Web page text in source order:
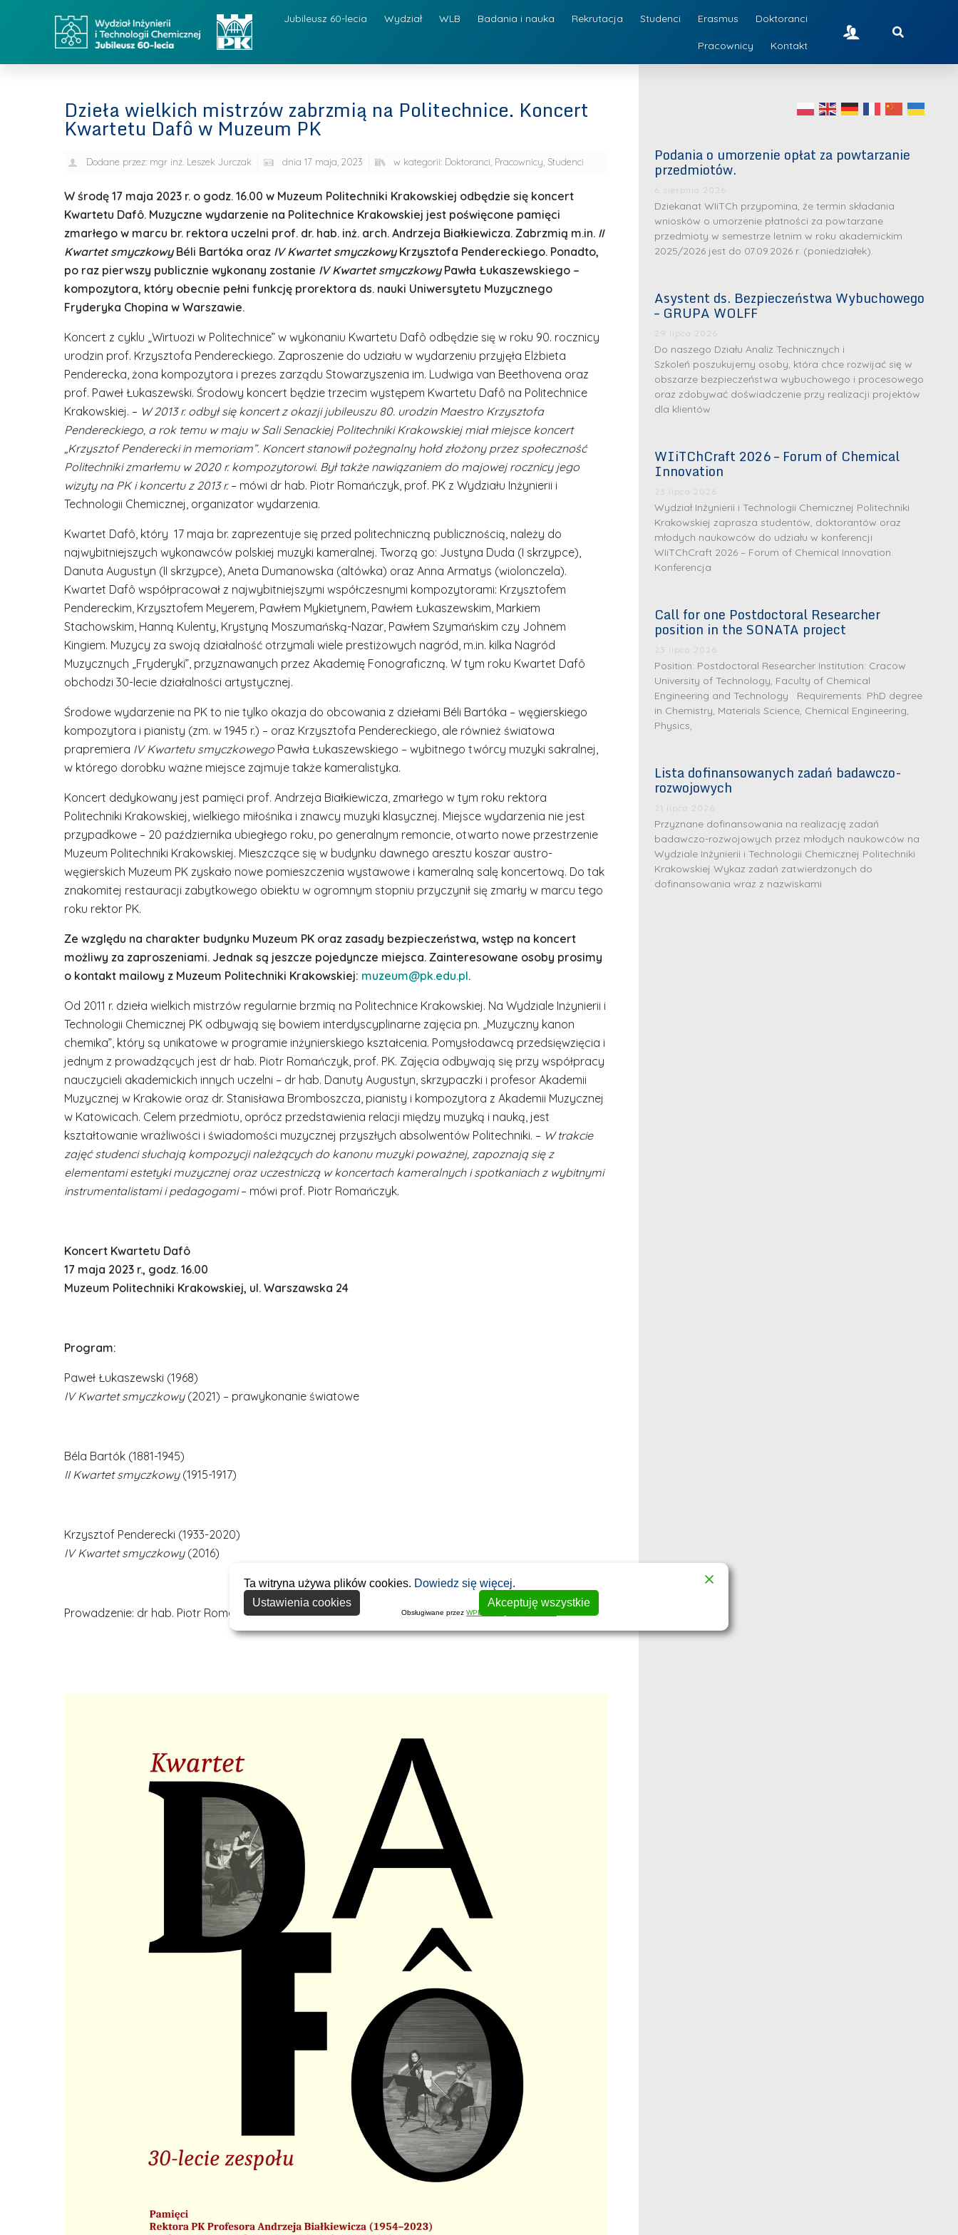
Jubileusz 60-lecia Wydział WLB Badania i nauka Rekrutacja Studenci Erasmus Doktoranci
Pracownicy Kontakt
Dzieła wielkich mistrzów zabrzmią na Politechnice. Koncert
Kwartetu Dafô w Muzeum PK
Dodane przez:mgr inż. Leszek Jurczak dnia 17 maja, 2023 w kategorii: Doktoranci Pracownicy Studenci
W środę 17 maja 2023 r. o godz. 16.00 w Muzeum Politechniki Krakowskiej odbędzie się koncert
Kwartetu Dafô. Muzyczne wydarzenie na Politechnice Krakowskiej jest poświęcone pamięci
zmarłego w marcu br. rektora uczelni prof. dr. hab. inż. arch. Andrzeja Białkiewicza. Zabrzmią m.in. II
Kwartet smyczkowyBéli Bartóka oraz IV Kwartet smyczkowyKrzysztofa Pendereckiego. Ponadto,
po raz pierwszy publicznie wykonany zostanie IV Kwartet smyczkowy Pawła Łukaszewskiego –
kompozytora, który obecnie pełni funkcję prorektora ds. nauki Uniwersytetu Muzycznego
Fryderyka Chopina w Warszawie.
Koncert z cyklu „Wirtuozi w Politechnice” w wykonaniu Kwartetu Dafô odbędzie się w roku 90. rocznicy
urodzin prof. Krzysztofa Pendereckiego. Zaproszenie do udziału w wydarzeniu przyjęła Elżbieta
Penderecka, żona kompozytora i prezes zarządu Stowarzyszenia im. Ludwiga van Beethovena oraz
prof. Paweł Łukaszewski. Środowy koncert będzie trzecim występem Kwartetu Dafô na Politechnice
Krakowskiej. – W 2013 r. odbył się koncert z okazji jubileuszu 80. urodzin Maestro Krzysztofa
Pendereckiego, a rok temu w maju w Sali Senackiej Politechniki Krakowskiej miał miejsce koncert
„Krzysztof Penderecki in memoriam”. Koncert stanowił pożegnalny hołd złożony przez społeczność
Politechniki zmarłemu w 2020 r. kompozytorowi. Był także nawiązaniem do majowej rocznicy jego
wizyty na PK i koncertu z 2013 r.– mówi dr hab. Piotr Romańczyk, prof. PK z Wydziału Inżynierii i
Technologii Chemicznej, organizator wydarzenia.
Kwartet Dafô, który 17 maja br. zaprezentuje się przed politechniczną publicznością, należy do
najwybitniejszych wykonawców polskiej muzyki kameralnej. Tworzą go: Justyna Duda (I skrzypce),
Danuta Augustyn (II skrzypce), Aneta Dumanowska (altówka) oraz Anna Armatys (wiolonczela).
Kwartet Dafô współpracował z najwybitniejszymi współczesnymi kompozytorami: Krzysztofem
Pendereckim, Krzysztofem Meyerem, Pawłem Mykietynem, Pawłem Łukaszewskim, Markiem
Stachowskim, Hanną Kulenty, Krystyną Moszumańską-Nazar, Pawłem Szymańskim czy Johnem
Kingiem. Muzycy za swoją działalność otrzymali wiele prestiżowych nagród, m.in. kilka Nagród
Muzycznych „Fryderyki”, przyznawanych przez Akademię Fonograficzną. W tym roku Kwartet Dafô
obchodzi 30-lecie działalności artystycznej.
Środowe wydarzenie na PK to nie tylko okazja do obcowania z dziełami Béli Bartóka – węgierskiego
kompozytora i pianisty (zm. w 1945 r.) – oraz Krzysztofa Pendereckiego, ale również światowa
prapremiera IV Kwartetu smyczkowegoPawła Łukaszewskiego – wybitnego twórcy muzyki sakralnej,
w którego dorobku ważne miejsce zajmuje także kameralistyka.
Koncert dedykowany jest pamięci prof. Andrzeja Białkiewicza, zmarłego w tym roku rektora
Politechniki Krakowskiej, wielkiego miłośnika i znawcy muzyki klasycznej. Miejsce wydarzenia nie jest
przypadkowe – 20 października ubiegłego roku, po generalnym remoncie, otwarto nowe przestrzenie
Muzeum Politechniki Krakowskiej. Mieszczące się w budynku dawnego aresztu koszar austro-
węgierskich Muzeum PK zyskało nowe pomieszczenia wystawowe i kameralną salę koncertową. Do tak
znakomitej restauracji zabytkowego obiektu w ogromnym stopniu przyczynił się zmarły w marcu tego
roku rektor PK.
Ze względu na charakter budynku Muzeum PK oraz zasady bezpieczeństwa, wstęp na koncert
możliwy za zaproszeniami. Jednak są jeszcze pojedyncze miejsca. Zainteresowane osoby prosimy
o kontakt mailowy z Muzeum Politechniki Krakowskiej: muzeum@pk.edu.pl.
Od 2011 r. dzieła wielkich mistrzów regularnie brzmią na Politechnice Krakowskiej. Na Wydziale Inżynierii i
Technologii Chemicznej PK odbywają się bowiem interdyscyplinarne zajęcia pn. „Muzyczny kanon
chemika”, który są unikatowe w programie inżynierskiego kształcenia. Pomysłodawcą przedsięwzięcia i
jednym z prowadzących jest dr hab. Piotr Romańczyk, prof. PK. Zajęcia odbywają się przy współpracy
nauczycieli akademickich innych uczelni – dr hab. Danuty Augustyn, skrzypaczki i profesor Akademii
Muzycznej w Krakowie oraz dr. Stanisława Bromboszcza, pianisty i kompozytora z Akademii Muzycznej
w Katowicach. Celem przedmiotu, oprócz przedstawienia relacji między muzyką i nauką, jest
kształtowanie wrażliwości i świadomości muzycznej przyszłych absolwentów Politechniki. – W trakcie
zajęć studenci słuchają kompozycji należących do kanonu muzyki poważnej, zapoznają się z
elementami estetyki muzycznej oraz uczestniczą w koncertach kameralnych i spotkaniach z wybitnymi
instrumentalistami i pedagogami– mówi prof. Piotr Romańczyk.
Koncert Kwartetu Dafô
17 maja 2023 r., godz. 16.00
Muzeum Politechniki Krakowskiej, ul. Warszawska 24
Program:
Paweł Łukaszewski (1968)
IV Kwartet smyczkowy(2021) – prawykonanie światowe
Béla Bartók (1881-1945)
II Kwartet smyczkowy(1915-1917)
Krzysztof Penderecki (1933-2020)
IV Kwartet smyczkowy(2016)
Prowadzenie: dr hab. Piotr Romańczyk, prof. PK
Podania o umorzenie opłat za powtarzanie
przedmiotów.
6 sierpnia 2026
Dziekanat WIiTCh przypomina, że termin składania
wniosków o umorzenie płatności za powtarzane
przedmioty w semestrze letnim w roku akademickim
2025/2026 jest do 07.09.2026 r. (poniedziałek).
Asystent ds. Bezpieczeństwa Wybuchowego
– GRUPA WOLFF
29 lipca 2026
Do naszego Działu Analiz Technicznych i
Szkoleń poszukujemy osoby, która chce rozwijać się w
obszarze bezpieczeństwa wybuchowego i procesowego
oraz zdobywać doświadczenie przy realizacji projektów
dla klientów
WIiTChCraft 2026 – Forum of Chemical
Innovation
23 lipca 2026
Wydział Inżynierii i Technologii Chemicznej Politechniki
Krakowskiej zaprasza studentów, doktorantów oraz
młodych naukowców do udziału w konferencji
WIiTChCraft 2026 – Forum of Chemical Innovation.
Konferencja
Call for one Postdoctoral Researcher
position in the SONATA project
23 lipca 2026
Position: Postdoctoral Researcher Institution: Cracow
University of Technology, Faculty of Chemical
Engineering and Technology Requirements: PhD degree
in Chemistry, Materials Science, Chemical Engineering,
Physics,
Lista dofinansowanych zadań badawczo-
rozwojowych
21 lipca 2026
Przyznane dofinansowania na realizację zadań
badawczo-rozwojowych przez młodych naukowców na
Wydziale Inżynierii i Technologii Chemicznej Politechniki
Krakowskiej Wykaz zadań zatwierdzonych do
dofinansowania wraz z nazwiskami
Ta witryna używa plików cookies. Dowiedz się więcej.
Ustawienia cookies
Akceptuję wszystkie
Obsługiwane przez WPLP Compliance Platform